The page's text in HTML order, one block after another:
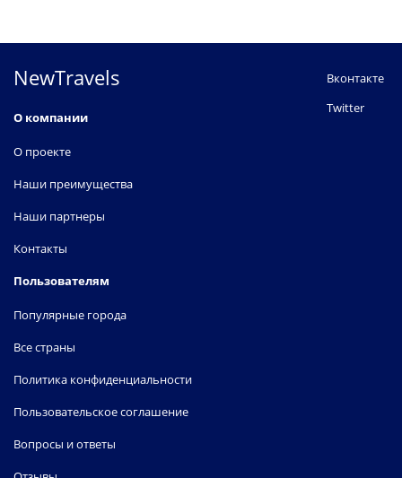
NewTravels
О компании
О проекте
Наши преимущества
Наши партнеры
Контакты
Пользователям
Популярные города
Все страны
Политика конфиденциальности
Пользовательское соглашение
Вопросы и ответы
Вконтакте
Twitter